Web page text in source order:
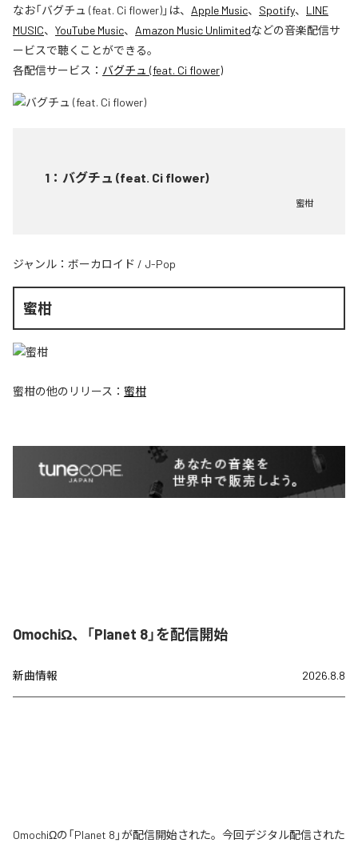
なお「バグチュ (feat. Ci flower)」は、 Apple Music、 Spotify、 LINE
MUSIC、 YouTube Music、 Amazon Music Unlimitedなどの音楽配信サ
ービスで聴くことができる。
各配信サービス： バグチュ (feat. Ci flower)
1 ： バグチュ (feat. Ci flower)
蜜柑
ジャンル： ボーカロイド / J-Pop
蜜柑
蜜柑の他のリリース： 蜜柑
OmochiΩ、「Planet 8」を配信開始
新曲情報 2026.8.8
OmochiΩの「Planet 8」が配信開始された。今回デジタル配信された